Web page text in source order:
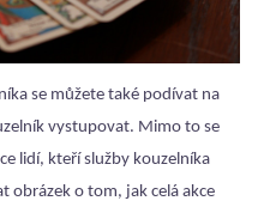
se můžete také podívat na
vystupovat. Mimo to se
lidí, kteří služby kouzelníka
obrázek o tom, jak celá akce